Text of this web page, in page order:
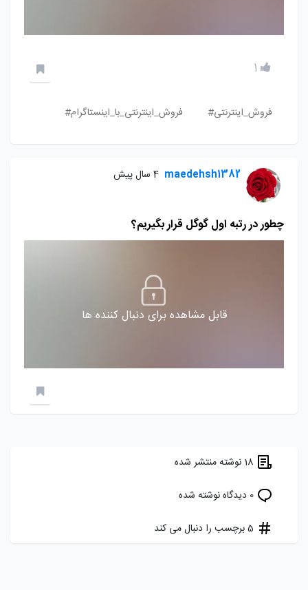
1
فروش_اینترنتی# فروش_اینترنتی_با_اینستاگرام#
maedehsh1382 4 سال پیش
چطور در رتبه اول گوگل قرار بگیریم؟
قابل مشاهده برای دنبال کننده ها